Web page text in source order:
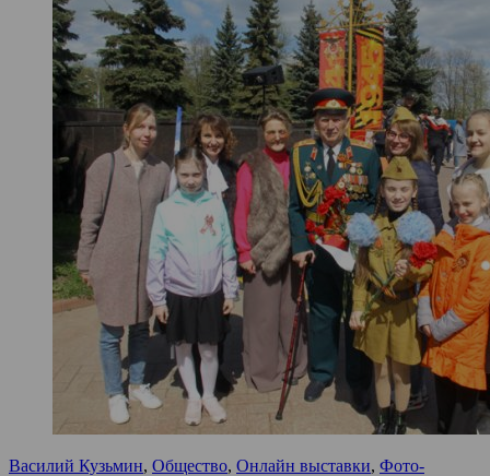
Василий Кузьмин, Общество, Онлайн выставки, Фото-